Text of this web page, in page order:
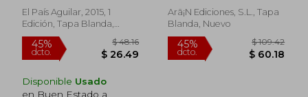
El País Aguilar, 2015, 1
Edición, Tapa Blanda,
Nuevo
Disponible Usado
en Buen Estado a
Arã¡N Ediciones, S.L., Tapa
Blanda, Nuevo